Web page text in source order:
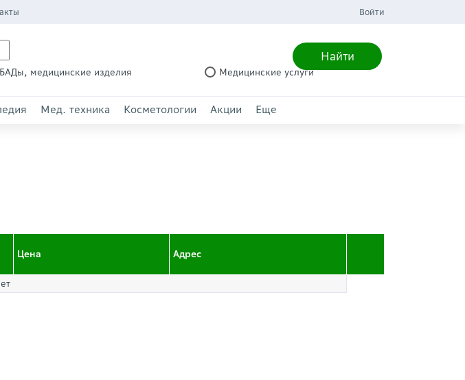
Войти
Найти
медицинские изделия Медицинские услуги
Мед. техника Косметологии Акции Еще
Цена Адрес